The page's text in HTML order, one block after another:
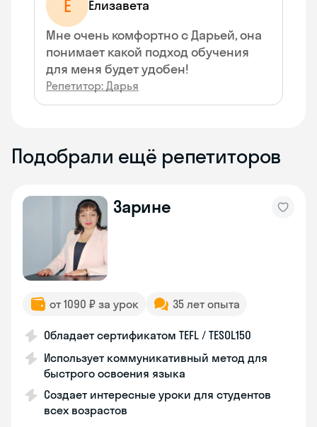
Е Елизавета
Мне очень комфортно с Дарьей, она
понимает какой подход обучения
для меня будет удобен!
Репетитор: Дарья
Подобрали ещё репетиторов
Зарине
от 1090 ₽ за урок 35 лет опыта
Обладает сертификатом TEFL / TESOL150
Использует коммуникативный метод для
быстрого освоения языка
Создает интересные уроки для студентов
всех возрастов